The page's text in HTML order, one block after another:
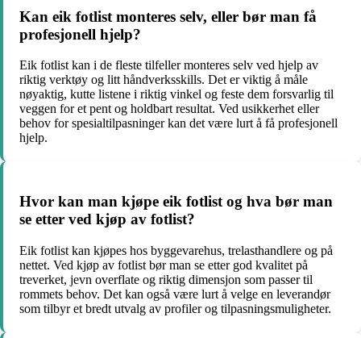
Kan eik fotlist monteres selv, eller bør man få
profesjonell hjelp?
Eik fotlist kan i de fleste tilfeller monteres selv ved hjelp av
riktig verktøy og litt håndverksskills. Det er viktig å måle
nøyaktig, kutte listene i riktig vinkel og feste dem forsvarlig til
veggen for et pent og holdbart resultat. Ved usikkerhet eller
behov for spesialtilpasninger kan det være lurt å få profesjonell
hjelp.
Hvor kan man kjøpe eik fotlist og hva bør man
se etter ved kjøp av fotlist?
Eik fotlist kan kjøpes hos byggevarehus, trelasthandlere og på
nettet. Ved kjøp av fotlist bør man se etter god kvalitet på
treverket, jevn overflate og riktig dimensjon som passer til
rommets behov. Det kan også være lurt å velge en leverandør
som tilbyr et bredt utvalg av profiler og tilpasningsmuligheter.